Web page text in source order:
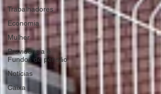
Trabalhadores
Economia
Mulher
Previdência e
Fundos de pensão
Notícias
Caixa